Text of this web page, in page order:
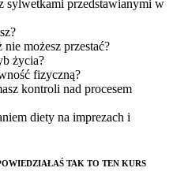
sylwetkami przedstawianymi w
możesz przestać?
życia?
fizyczną?
kontroli nad procesem
diety na imprezach i
TAK TO TEN KURS